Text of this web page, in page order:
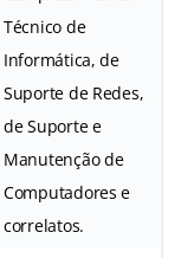
Técnico de
Informática, de
Suporte de Redes,
de Suporte e
Manutenção de
Computadores e
correlatos.